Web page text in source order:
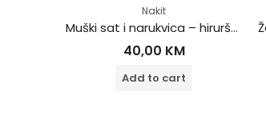
Nakit
Muški sat i narukvica – hirurški čelik
40,00 KM
Add to cart